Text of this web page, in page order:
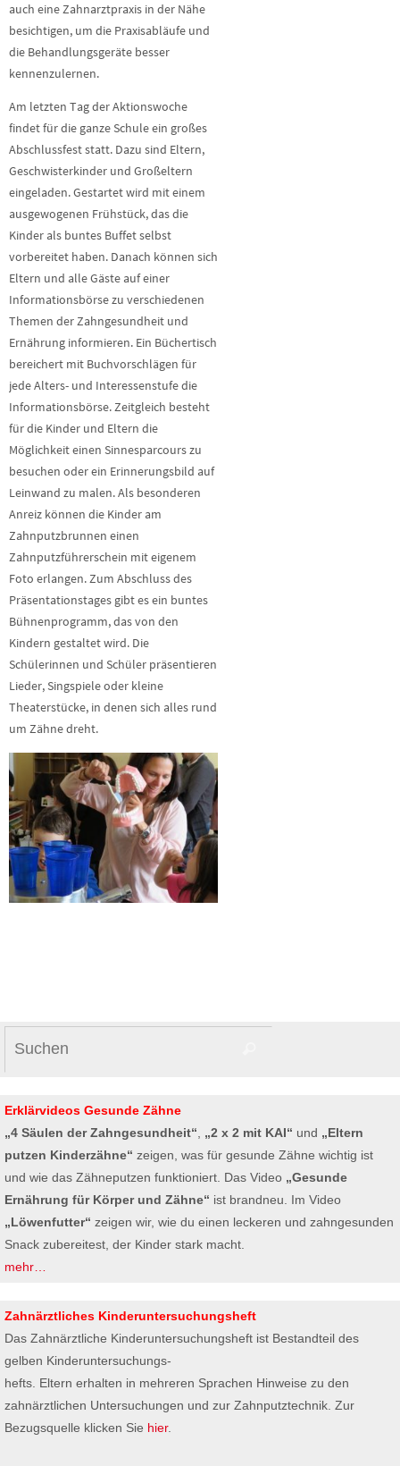
auch eine Zahnarztpraxis in der Nähe
besichtigen, um die Praxisabläufe und
die Behandlungsgeräte besser
kennenzulernen.
Am letzten Tag der Aktionswoche
findet für die ganze Schule ein großes
Abschlussfest statt. Dazu sind Eltern,
Geschwisterkinder und Großeltern
eingeladen. Gestartet wird mit einem
ausgewogenen Frühstück, das die
Kinder als buntes Buffet selbst
vorbereitet haben. Danach können sich
Eltern und alle Gäste auf einer
Informationsbörse zu verschiedenen
Themen der Zahngesundheit und
Ernährung informieren. Ein Büchertisch
bereichert mit Buchvorschlägen für
jede Alters- und Interessenstufe die
Informationsbörse. Zeitgleich besteht
für die Kinder und Eltern die
Möglichkeit einen Sinnesparcours zu
besuchen oder ein Erinnerungsbild auf
Leinwand zu malen. Als besonderen
Anreiz können die Kinder am
Zahnputzbrunnen einen
Zahnputzführerschein mit eigenem
Foto erlangen. Zum Abschluss des
Präsentationstages gibt es ein buntes
Bühnenprogramm, das von den
Kindern gestaltet wird. Die
Schülerinnen und Schüler präsentieren
Lieder, Singspiele oder kleine
Theaterstücke, in denen sich alles rund
um Zähne dreht.
Erklärvideos Gesunde Zähne
„4 Säulen der Zahngesundheit“
„2 x 2 mit KAI“ und „Eltern
putzen Kinderzähne“ zeigen, was für gesunde Zähne wichtig ist
und wie das Zähneputzen funktioniert. Das Video „Gesunde
Ernährung für Körper und Zähne“ ist brandneu. Im Video
„Löwenfutter“ zeigen wir, wie du einen leckeren und zahngesunden
Snack zubereitest, der Kinder stark macht.
mehr…
Zahnärztliches Kinderuntersuchungsheft
Das Zahnärztliche Kinderuntersuchungsheft ist Bestandteil des
gelben Kinderuntersuchungs-
hefts. Eltern erhalten in mehreren Sprachen Hinweise zu den
zahnärztlichen Untersuchungen und zur Zahnputztechnik. Zur
Bezugsquelle klicken Sie hier.